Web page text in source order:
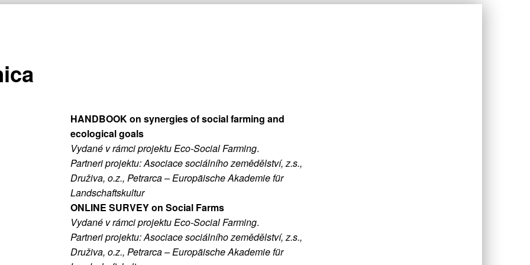
HANDBOOK on synergies of social farming and
ecological goals
Vydané v rámci projektu Eco-Social Farming.
Partneri projektu: Asociace sociálního zemědělství, z.s.,
Druživa, o.z., Petrarca – Europäische Akademie für
Landschaftskultur
ONLINE SURVEY on Social Farms
Vydané v rámci projektu Eco-Social Farming.
Partneri projektu: Asociace sociálního zemědělství, z.s.,
Druživa, o.z., Petrarca – Europäische Akademie für